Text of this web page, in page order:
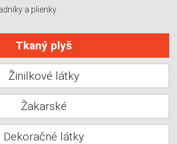
a plienky
Tkaný plyš
Žinilkové látky
Žakarské
Dekoračné látky